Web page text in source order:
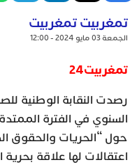
تمغربيت تمغربيت
الجمعة 03 مايو 2024 - 12:00
تمغربيت24
رصدت النقابة الوطنية
حول “الحريات والحقوق
اعتقالات لها علاقة